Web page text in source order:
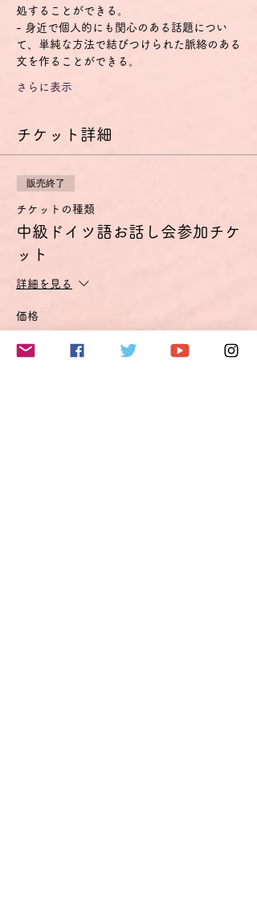
処することができる。
- 身近で個人的にも関心のある話題につい
て、単純な方法で結びつけられた脈絡のある
文を作ることができる。
さらに表示
チケット詳細
販売終了
チケットの種類
中級ドイツ語お話し会参加チケ
ット
詳細を見る
価格
VAT込み